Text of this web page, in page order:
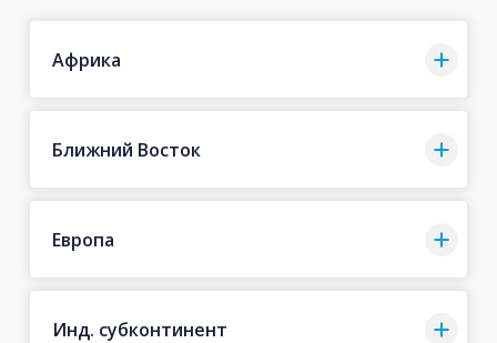
Африка
Ближний Восток
Европа
Инд. субконтинент